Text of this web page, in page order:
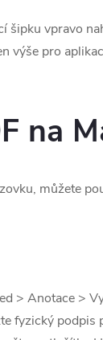
šipku vpravo
výše pro
na
můžete
> Anotace >
fyzický